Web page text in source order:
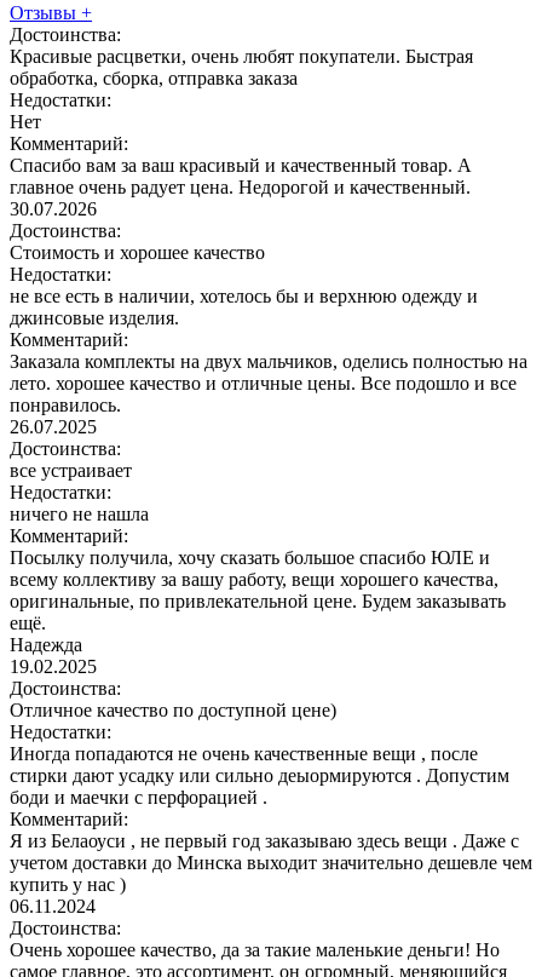
Отзывы +
Достоинства:
Красивые расцветки, очень любят покупатели. Быстрая
обработка, сборка, отправка заказа
Недостатки:
Нет
Комментарий:
Спасибо вам за ваш красивый и качественный товар. А
главное очень радует цена. Недорогой и качественный.
30.07.2026
Достоинства:
Стоимость и хорошее качество
Недостатки:
не все есть в наличии, хотелось бы и верхнюю одежду и
джинсовые изделия.
Комментарий:
Заказала комплекты на двух мальчиков, оделись полностью на
лето. хорошее качество и отличные цены. Все подошло и все
понравилось.
26.07.2025
Достоинства:
все устраивает
Недостатки:
ничего не нашла
Комментарий:
Посылку получила, хочу сказать большое спасибо ЮЛЕ и
всему коллективу за вашу работу, вещи хорошего качества,
оригинальные, по привлекательной цене. Будем заказывать
ещё.
Надежда
19.02.2025
Достоинства:
Отличное качество по доступной цене)
Недостатки:
Иногда попадаются не очень качественные вещи , после
стирки дают усадку или сильно деыормируются . Допустим
боди и маечки с перфорацией .
Комментарий:
Я из Белаоуси , не первый год заказываю здесь вещи . Даже с
учетом доставки до Минска выходит значительно дешевле чем
купить у нас )
06.11.2024
Достоинства:
Очень хорошее качество, да за такие маленькие деньги! Но
самое главное, это ассортимент, он огромный, меняющийся